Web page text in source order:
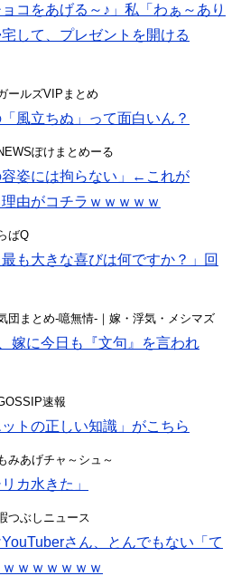
コをあげる～♪」私「わぁ～あり
して、プレゼントを開ける
ールズVIPまとめ
「風立ちぬ」って面白いん？
ぽけまとめーる
容姿には拘らない」←これが
理由がコチラｗｗｗｗｗ
ばQ
最も大きな喜びは何ですか？」回
団まとめ-噫無情-｜嫁・浮気・メシマズ
嫁に今日も『文句』を言われ
速報
ットの正しい知識」がこちら
みあげチャ～シュ～
カ水きた」
つぶしニュース
YouTuberさん、とんでもない「て
ｗｗｗｗｗｗ